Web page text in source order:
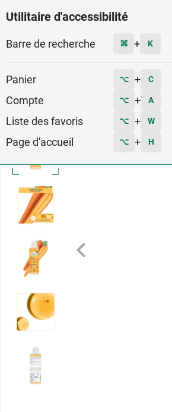
Utilitaire d'accessibilité
Barre de recherche ⌘ + K
Panier ⌥ + C
Compte ⌥ + A
Liste des favoris ⌥ + W
Page d'accueil ⌥ + H
Menu